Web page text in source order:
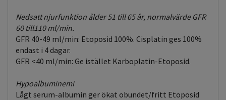
Nedsatt njurfunktion ålder 51 till 65 år, normalvärde GFR
60 till110 ml/min.
GFR 40-49 ml/min: Etoposid 100%. Cisplatin ges 100%
endast i 4 dagar.
GFR <40 ml/min: Ge istället Karboplatin-Etoposid.
Hypoalbuminemi
Lågt serum-albumin ger ökat obundet/fritt Etoposid